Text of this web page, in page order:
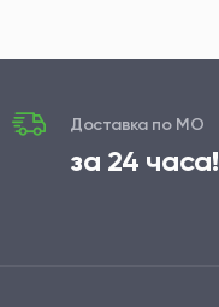
Доставка по МО
за 24 часа!